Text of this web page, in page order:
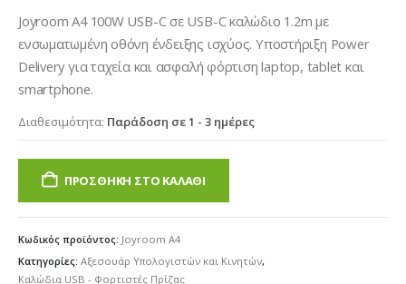
Joyroom A4 100W USB-C σε USB-C καλώδιο 1.2m με
ενσωματωμένη οθόνη ένδειξης ισχύος. Υποστήριξη Power
Delivery για ταχεία και ασφαλή φόρτιση laptop, tablet και
smartphone.
Διαθεσιμότητα: Παράδοση σε 1 - 3 ημέρες
ΠΡΟΣΘΉΚΗ ΣΤΟ ΚΑΛΆΘΙ
Κωδικός προϊόντος: Joyroom A4
Κατηγορίες: Αξεσουάρ Υπολογιστών και Κινητών,
Καλώδια USB - Φορτιστές Πρίζας